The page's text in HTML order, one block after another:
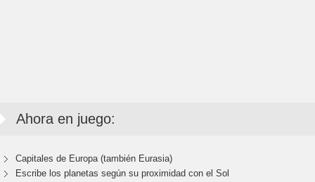
Ahora en juego:
Capitales de Europa (también Eurasia)
Escribe los planetas según su proximidad con el Sol